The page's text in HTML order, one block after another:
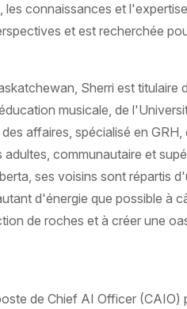
connaissances et
et est recherchée
Sherri est
musicale, de
affaires, spécialisé en
communautaire et
ses voisins sont répartis
d'énergie que possible à
de roches et à créer une
de Chief AI Officer (CAIO)